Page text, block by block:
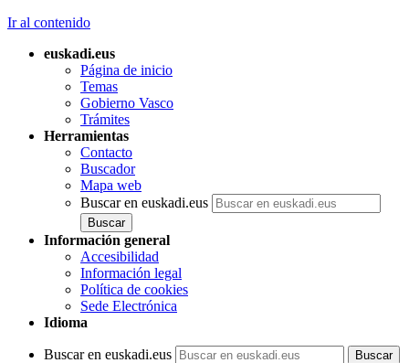
Ir al contenido
euskadi.eus
Página de inicio
Temas
Gobierno Vasco
Trámites
Herramientas
Contacto
Buscador
Mapa web
Buscar en euskadi.eus
Información general
Accesibilidad
Información legal
Política de cookies
Sede Electrónica
Idioma
Buscar en euskadi.eus